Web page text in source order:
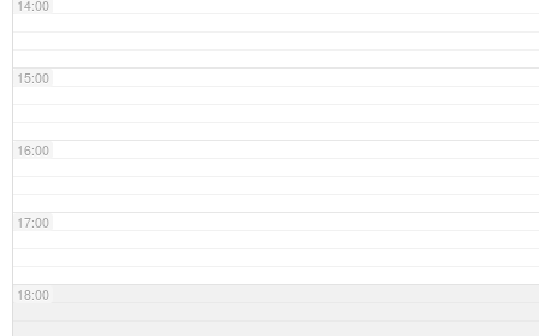
14:00
15:00
16:00
17:00
18:00